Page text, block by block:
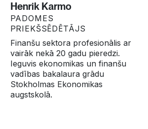
Henrik Karmo
PADOMES
PRIEKŠSĒDĒTĀJS
Finanšu sektora profesionālis ar
vairāk nekā 20 gadu pieredzi.
Ieguvis ekonomikas un finanšu
vadības bakalaura grādu
Stokholmas Ekonomikas
augstskolā.